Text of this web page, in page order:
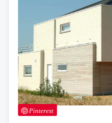
Pinterest